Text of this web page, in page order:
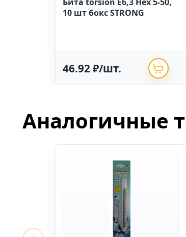
10 шт бокс STRONG
46.92 ₽/шт.
Аналогичные